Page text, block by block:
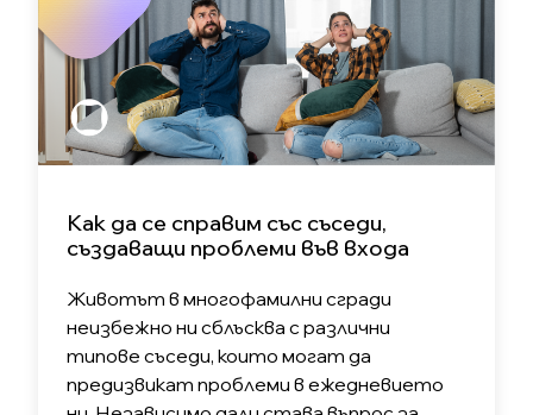
Как да се справим със съседи,
създаващи проблеми във входа
Животът в многофамилни сгради
неизбежно ни сблъсква с различни
типове съседи, които могат да
предизвикат проблеми в ежедневието